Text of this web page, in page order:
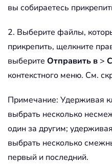
вы собираетесь
2. Выберите файлы,
прикрепить, щелкните
выберите Отправить в >
контекстного меню. См.
Примечание: Удерживая
выбрать несколько
один за другим;
выбрать несколько
первый и последний.